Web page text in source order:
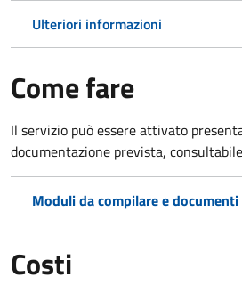
Ulteriori informazioni
Come fare
Il servizio può essere attivato
documentazione prevista,
Moduli da compilare e
Costi